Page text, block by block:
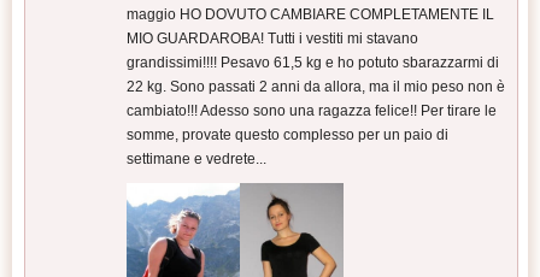
maggio HO DOVUTO CAMBIARE COMPLETAMENTE IL
MIO GUARDAROBA! Tutti i vestiti mi stavano
grandissimi!!!! Pesavo 61,5 kg e ho potuto sbarazzarmi di
22 kg. Sono passati 2 anni da allora, ma il mio peso non è
cambiato!!! Adesso sono una ragazza felice!! Per tirare le
somme, provate questo complesso per un paio di
settimane e vedrete...